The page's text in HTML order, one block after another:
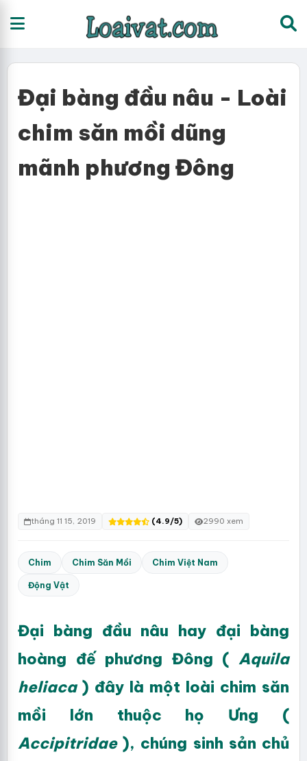
Đại bàng đầu nâu - Loài
chim săn mồi dũng
mãnh phương Đông
tháng 11 15, 2019 (4.9/5) 2990 xem
Chim Chim Săn Mồi Chim Việt Nam
Động Vật
Đại bàng đầu nâu hay đại bàng
hoàng đế phương Đông ( Aquila
heliaca) đây là một loài chim săn
mồi lớn thuộc họ Ưng (
Accipitridae), chúng sinh sản chủ